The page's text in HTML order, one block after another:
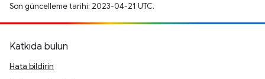
Son güncelleme tarihi: 2023-04-21 UTC.
Katkıda bulun
Hata bildirin